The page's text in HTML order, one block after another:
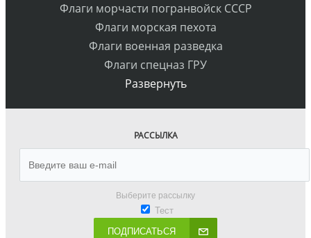
Флаги морчасти погранвойск СССР
Флаги морская пехота
Флаги военная разведка
Флаги спецназ ГРУ
Развернуть
РАССЫЛКА
Выберите рассылку
Тест
ПОДПИСАТЬСЯ